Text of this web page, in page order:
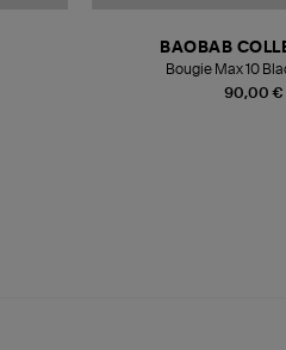
90,00 €
BAOBAB
Bougie Max 10